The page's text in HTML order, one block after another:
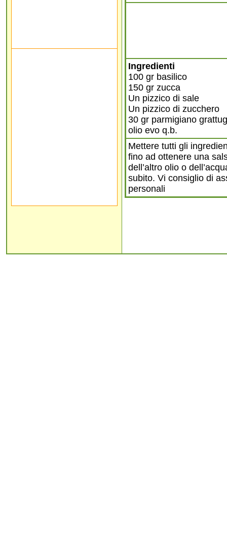
Ingredienti
100 gr basilico
150 gr zucca
Un pizzico di sale
Un pizzico di zucchero
30 gr parmigiano
olio evo q.b.
Mettere tutti gli
fino ad ottenere una
dell’altro olio o
subito. Vi consiglio di
personali